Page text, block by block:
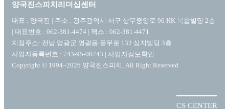
양국진스피치리더십센터
대표 : 양국진 | 주소 : 광주광역시 서구 상무중앙로 96 HK 복합빌딩 2층
| 대표번호 : 062-381-4474 | 팩스 : 062-381-4471
지점주소: 전남 영광군 영광읍 물무로 132 심지빌딩 3층
사업자등록번호 : 743-95-00743 | 사업자정보확인
Copyright © 1994~2026 양국진스피치, All Right Reserved
CS CENTER